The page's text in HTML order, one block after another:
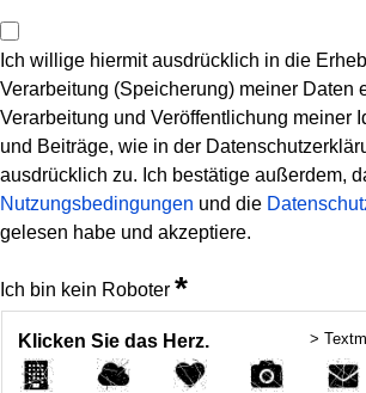
Ich willige hiermit ausdrücklich in die
Verarbeitung (Speicherung) meiner Daten
Verarbeitung und Veröffentlichung meiner
und Beiträge, wie in der
ausdrücklich zu. Ich bestätige außerdem,
Nutzungsbedingungen und die
gelesen habe und akzeptiere.
Ich bin kein Roboter *
Klicken Sie das Herz. >